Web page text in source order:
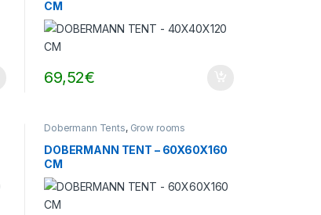
CM
69,52€
Dobermann Tents, Grow rooms
DOBERMANN TENT – 60X60X160
CM